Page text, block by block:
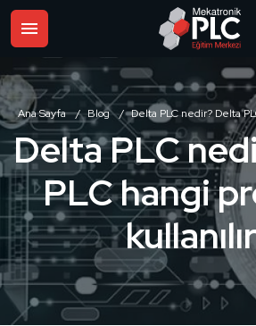
Ana Sayfa Blog Delta PLC nedir? Delta
Delta PLC
PLC hangi